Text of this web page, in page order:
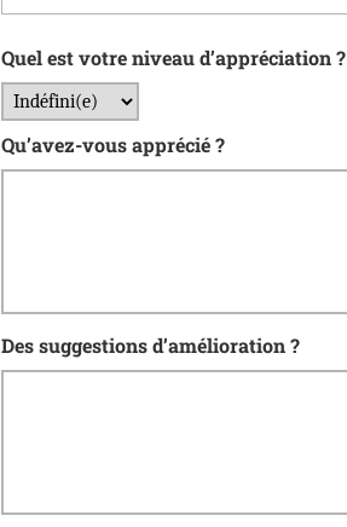
Quel est votre niveau d’appréciation ?
Qu’avez-vous apprécié ?
Des suggestions d’amélioration ?